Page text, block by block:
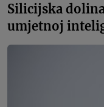
Silicijska
umjetnoj